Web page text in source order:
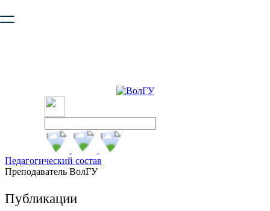
безопасную работу с сайтом. Пожалуйста
Педагогический состав
Преподаватель ВолГУ
Публикации